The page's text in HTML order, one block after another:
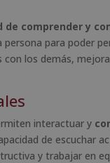
de comprender y
para poder
con los demás,
interactuar y
de escuchar
y trabajar en